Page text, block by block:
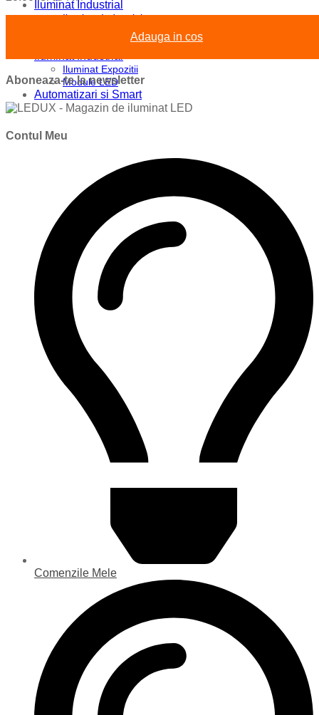
Iluminat Industrial
Iluminat Industrial
Iluminat Industrial LED
Iluminat stradal
Iluminat Expozitii
Module LED
Automatizari si Smart
Adauga in cos
Aboneaza-te la newsletter
Contul Meu
Comenzile Mele